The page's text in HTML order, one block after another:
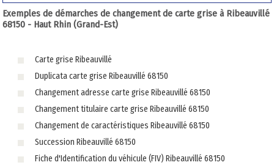
Exemples de démarches de changement de carte grise à Ribeauvillé
68150 - Haut Rhin (Grand-Est)
Carte grise Ribeauvillé
Duplicata carte grise Ribeauvillé 68150
Changement adresse carte grise Ribeauvillé 68150
Changement titulaire carte grise Ribeauvillé 68150
Changement de caractéristiques Ribeauvillé 68150
Succession Ribeauvillé 68150
Fiche d'Identification du véhicule (FIV) Ribeauvillé 68150